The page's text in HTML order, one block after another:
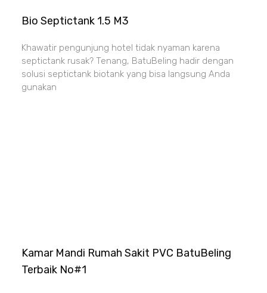
Bio Septictank 1.5 M3
Khawatir pengunjung hotel tidak nyaman karena
septictank rusak? Tenang, BatuBeling hadir dengan
solusi septictank biotank yang bisa langsung Anda
gunakan
Kamar Mandi Rumah Sakit PVC BatuBeling
Terbaik No#1